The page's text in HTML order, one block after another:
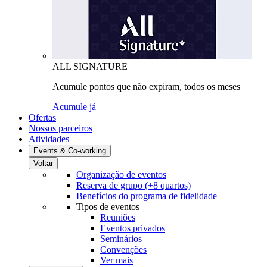
ALL SIGNATURE
Acumule pontos que não expiram, todos os meses
Acumule já
Ofertas
Nossos parceiros
Atividades
Events & Co-working
Voltar
Organização de eventos
Reserva de grupo (+8 quartos)
Benefícios do programa de fidelidade
Tipos de eventos
Reuniões
Eventos privados
Seminários
Convenções
Ver mais